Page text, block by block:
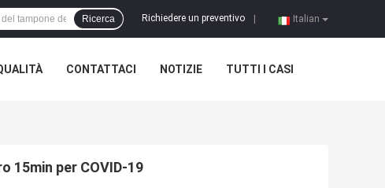
Italian
Richiedere un preventivo
Ricerca
CONTATTACI NOTIZIE TUTTI I CASI
15min per COVID-19